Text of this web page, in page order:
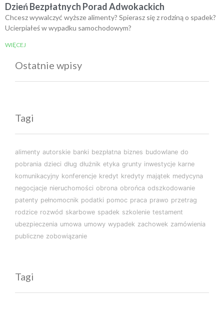
Dzień Bezpłatnych Porad Adwokackich
Chcesz wywalczyć wyższe alimenty? Spierasz się z rodziną o spadek?
Ucierpiałeś w wypadku samochodowym?
WIĘCEJ
Ostatnie wpisy
Tagi
alimenty autorskie banki bezpłatna biznes budowlane do
pobrania dzieci dług dłużnik etyka grunty inwestycje karne
komunikacyjny konferencje kredyt kredyty majątek medycyna
negocjacje nieruchomości obrona obrońca odszkodowanie
patenty pełnomocnik podatki pomoc praca prawo przetrag
rodzice rozwód skarbowe spadek szkolenie testament
ubezpieczenia umowa umowy wypadek zachowek zamówienia
publiczne zobowiązanie
Tagi